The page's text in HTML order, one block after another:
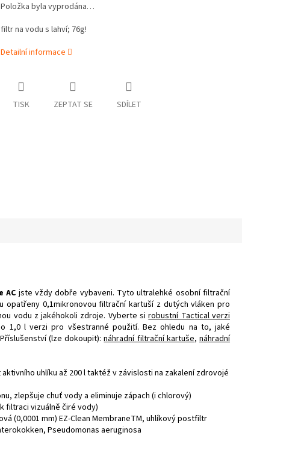
Položka byla vyprodána…
filtr na vodu s lahví; 76g!
Detailní informace
TISK ZEPTAT SE SDÍLET
AC jste vždy dobře vybaveni. Tyto ultralehké osobní filtrační
0,1mikronovou filtrační kartuší z dutých vláken pro
vodu z jakéhokoli zdroje. Vyberte sirobustní Tactical verzi
1,0 l verzi pro všestranné použití. Bez ohledu na to, jaké
(lze dokoupit):náhradní filtrační kartuše,náhradní
uhlíku až 200 l taktéž v závislosti na zakalení zdrovojé
zlepšuje chuť vody a eliminuje zápach (i chlorový)
filtraci vizuálně čiré vody)
(0,0001 mm) EZ-Clean MembraneTM, uhlíkový postfiltr
Pseudomonas aeruginosa